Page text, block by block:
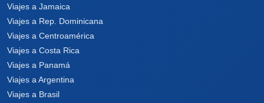
Viajes a Jamaica
Viajes a Rep. Dominicana
Viajes a Centroamérica
Viajes a Costa Rica
Viajes a Panamá
Viajes a Argentina
Viajes a Brasil